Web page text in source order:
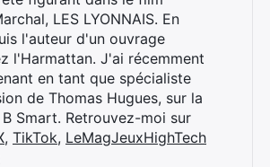
LES LYONNAIS. En
l'auteur d'un ouvrage
l'Harmattan. J'ai récemment
en tant que spécialiste
de Thomas Hugues, sur la
Smart. Retrouvez-moi sur
, TikTok, LeMagJeuxHighTech